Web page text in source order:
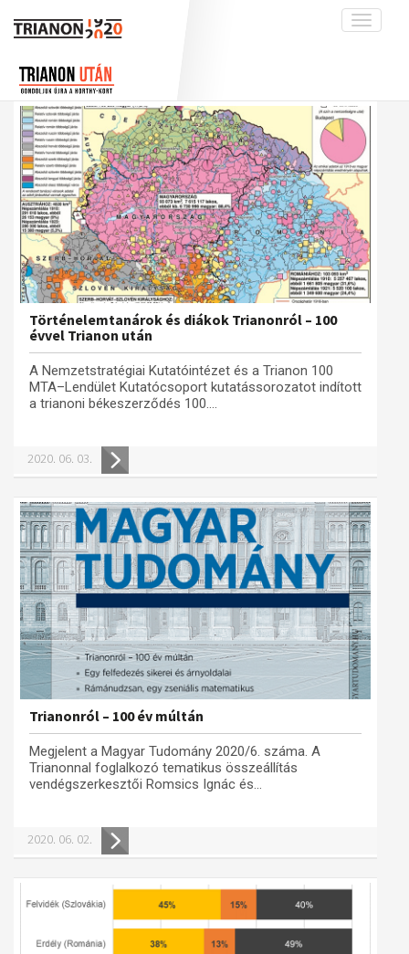
Toggle
Nemzetközi kontextus: iratok és
interpretációk
Az összeomlás és a magyar társadalom
A békerendszer megszilárdulása
Utókor és emlékezet
A kutatócsoport működéséről
Munkatársaink
Hírek
Blog
Krónika
Galéria
Adatbázis
Emlékművek (feltöltés alatt)
Menekültek
Visszhang
Publikációk
Kapcsolat
Dokumentumok
A trianoni szerződés
Történelemtanárok és diákok Trianonról – 100
évvel Trianon után
A Nemzetstratégiai Kutatóintézet és a Trianon 100
MTA–Lendület Kutatócsoport kutatássorozatot indított
a trianoni békeszerződés 100....
2020. 06. 03.
Trianonról – 100 év múltán
Megjelent a Magyar Tudomány 2020/6. száma. A
Trianonnal foglalkozó tematikus összeállítás
vendégszerkesztői Romsics Ignác és...
2020. 06. 02.